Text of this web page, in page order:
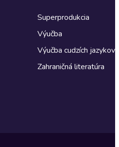
Superprodukcia
Výučba
Výučba cudzích jazykov
Zahraničná literatúra